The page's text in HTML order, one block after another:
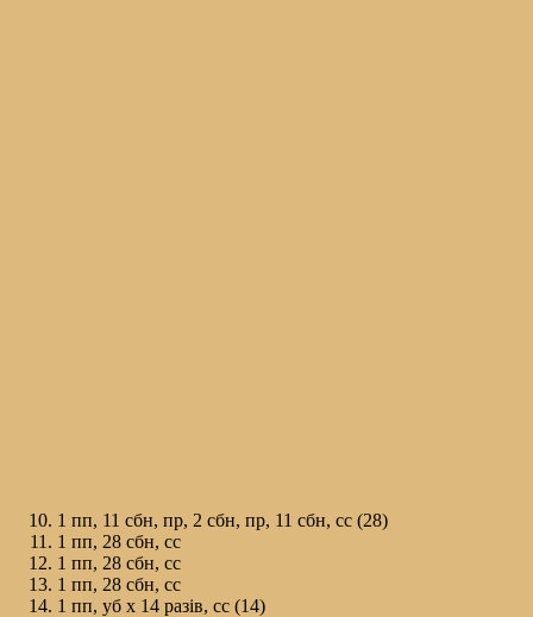
1 пп, 11 сбн, пр, 2 сбн, пр, 11 сбн, сс (28)
1 пп, 28 сбн, сс
1 пп, 28 сбн, сс
1 пп, 28 сбн, сс
1 пп, уб х 14 разів, сс (14)